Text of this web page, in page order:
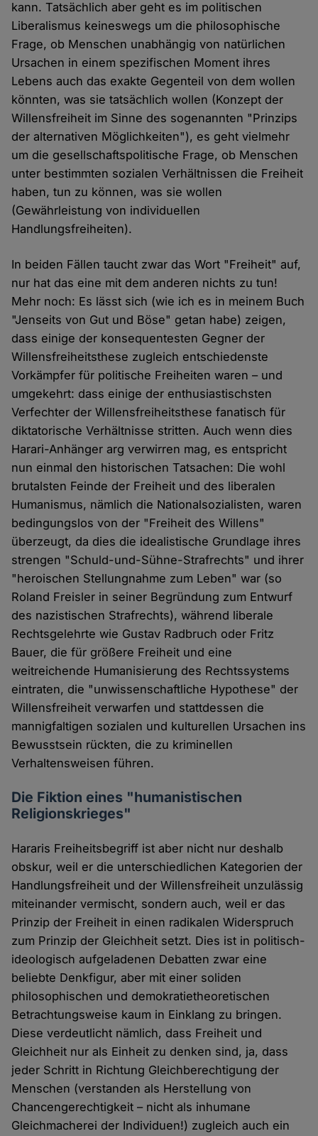
kann. Tatsächlich aber geht es im politischen
Liberalismus keineswegs um die philosophische
Frage, ob Menschen unabhängig von natürlichen
Ursachen in einem spezifischen Moment ihres
Lebens auch das exakte Gegenteil von dem wollen
könnten, was sie tatsächlich wollen (Konzept der
Willensfreiheit im Sinne des sogenannten "Prinzips
der alternativen Möglichkeiten"), es geht vielmehr
um die gesellschaftspolitische Frage, ob Menschen
unter bestimmten sozialen Verhältnissen die Freiheit
haben, tun zu können, was sie wollen
(Gewährleistung von individuellen
Handlungsfreiheiten).
In beiden Fällen taucht zwar das Wort "Freiheit" auf,
nur hat das eine mit dem anderen nichts zu tun!
Mehr noch: Es lässt sich (wie ich es in meinem Buch
"Jenseits von Gut und Böse" getan habe) zeigen,
dass einige der konsequentesten Gegner der
Willensfreiheitsthese zugleich entschiedenste
Vorkämpfer für politische Freiheiten waren – und
umgekehrt: dass einige der enthusiastischsten
Verfechter der Willensfreiheitsthese fanatisch für
diktatorische Verhältnisse stritten. Auch wenn dies
Harari-Anhänger arg verwirren mag, es entspricht
nun einmal den historischen Tatsachen: Die wohl
brutalsten Feinde der Freiheit und des liberalen
Humanismus, nämlich die Nationalsozialisten, waren
bedingungslos von der "Freiheit des Willens"
überzeugt, da dies die idealistische Grundlage ihres
strengen "Schuld-und-Sühne-Strafrechts" und ihrer
"heroischen Stellungnahme zum Leben" war (so
Roland Freisler in seiner Begründung zum Entwurf
des nazistischen Strafrechts), während liberale
Rechtsgelehrte wie Gustav Radbruch oder Fritz
Bauer, die für größere Freiheit und eine
weitreichende Humanisierung des Rechtssystems
eintraten, die "unwissenschaftliche Hypothese" der
Willensfreiheit verwarfen und stattdessen die
mannigfaltigen sozialen und kulturellen Ursachen ins
Bewusstsein rückten, die zu kriminellen
Verhaltensweisen führen.
Die Fiktion eines "humanistischen
Religionskrieges"
Hararis Freiheitsbegriff ist aber nicht nur deshalb
obskur, weil er die unterschiedlichen Kategorien der
Handlungsfreiheit und der Willensfreiheit unzulässig
miteinander vermischt, sondern auch, weil er das
Prinzip der Freiheit in einen radikalen Widerspruch
zum Prinzip der Gleichheit setzt. Dies ist in politisch-
ideologisch aufgeladenen Debatten zwar eine
beliebte Denkfigur, aber mit einer soliden
philosophischen und demokratietheoretischen
Betrachtungsweise kaum in Einklang zu bringen.
Diese verdeutlicht nämlich, dass Freiheit und
Gleichheit nur als Einheit zu denken sind, ja, dass
jeder Schritt in Richtung Gleichberechtigung der
Menschen (verstanden als Herstellung von
Chancengerechtigkeit – nicht als inhumane
Gleichmacherei der Individuen!) zugleich auch ein